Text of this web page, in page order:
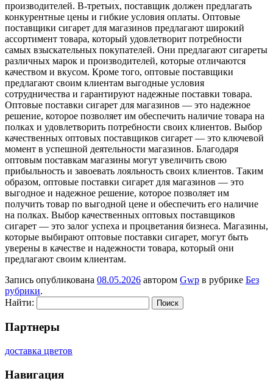
производителей. В-третьих, поставщик должен предлагать
конкурентные цены и гибкие условия оплаты. Оптовые
поставщики сигарет для магазинов предлагают широкий
ассортимент товара, который удовлетворит потребности
самых взыскательных покупателей. Они предлагают сигареты
различных марок и производителей, которые отличаются
качеством и вкусом. Кроме того, оптовые поставщики
предлагают своим клиентам выгодные условия
сотрудничества и гарантируют надежные поставки товара.
Оптовые поставки сигарет для магазинов — это надежное
решение, которое позволяет им обеспечить наличие товара на
полках и удовлетворить потребности своих клиентов. Выбор
качественных оптовых поставщиков сигарет — это ключевой
момент в успешной деятельности магазинов. Благодаря
оптовым поставкам магазины могут увеличить свою
прибыльность и завоевать лояльность своих клиентов. Таким
образом, оптовые поставки сигарет для магазинов — это
выгодное и надежное решение, которое позволяет им
получить товар по выгодной цене и обеспечить его наличие
на полках. Выбор качественных оптовых поставщиков
сигарет — это залог успеха и процветания бизнеса. Магазины,
которые выбирают оптовые поставки сигарет, могут быть
уверены в качестве и надежности товара, который они
предлагают своим клиентам.
Запись опубликована 08.05.2026 автором Gwp в рубрике Без
рубрики.
Найти:
Партнеры
доставка цветов
Навигация